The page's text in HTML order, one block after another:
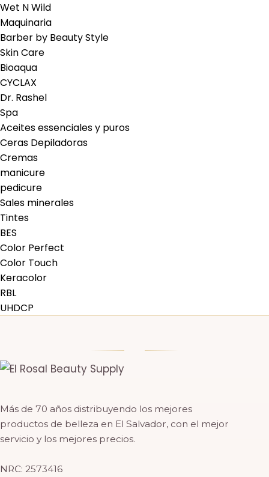
Wet N Wild
Maquinaria
Barber by Beauty Style
Skin Care
Bioaqua
CYCLAX
Dr. Rashel
Spa
Aceites essenciales y puros
Ceras Depiladoras
Cremas
manicure
pedicure
Sales minerales
Tintes
BES
Color Perfect
Color Touch
Keracolor
RBL
UHDCP
Más de 70 años distribuyendo los mejores
productos de belleza en El Salvador, con el mejor
servicio y los mejores precios.
NRC: 2573416